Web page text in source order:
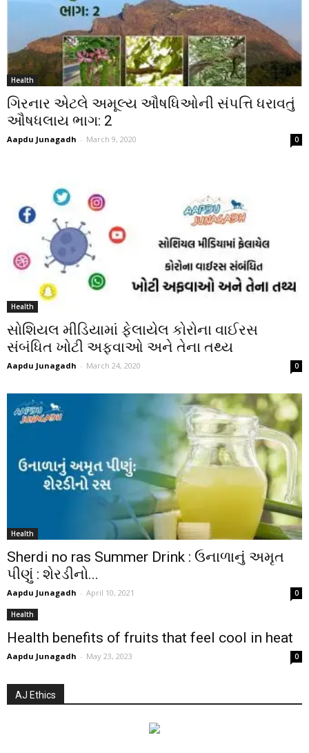
Health
ગિરનાર એટલે અમૂલ્ય ઔષધિઓની સંપત્તિ ધરાવતું
ઔષધલાય ભાગ: 2
Aapdu Junagadh - March 9, 2020 0
Health
સોશિયલ મીડિયામાં ફેલાયેલ કોરોના વાઈરસ
સંબંધિત ખોટી અફવાઓ અને તેના તથ્ય
Aapdu Junagadh - March 24, 2020 0
Health
Sherdi no ras Summer Drink : ઉનાળાનું અમૃત
પીણું : શેરડીનો...
Aapdu Junagadh - April 10, 2021 0
Health
Health benefits of fruits that feel cool in heat
Aapdu Junagadh - May 23, 2023 0
AJ Ethics